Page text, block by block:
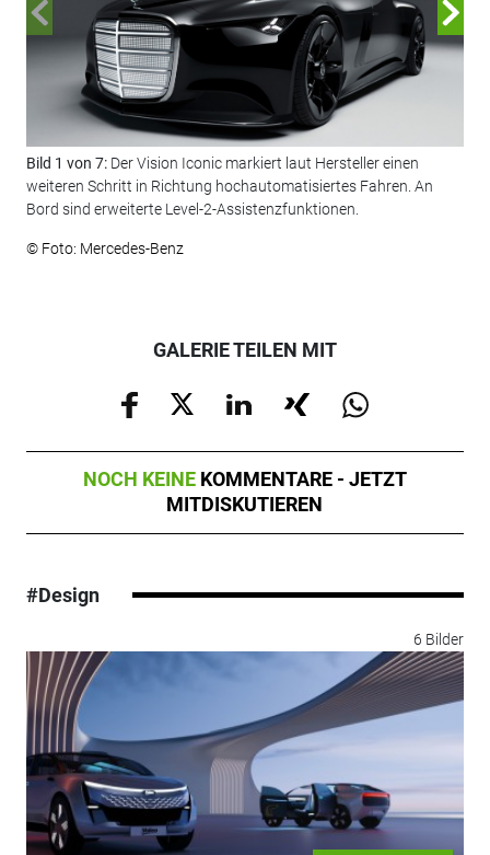
Bild 1 von 7: Der Vision Iconic markiert laut Hersteller einen
weiteren Schritt in Richtung hochautomatisiertes Fahren. An
Bord sind erweiterte Level-2-Assistenzfunktionen.
© Foto: Mercedes-Benz
GALERIE TEILEN MIT
NOCH KEINE KOMMENTARE - JETZT
MITDISKUTIEREN
#Design
6 Bilder